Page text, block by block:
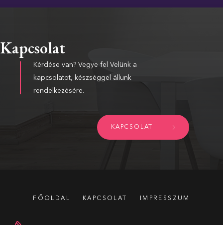
Kapcsolat
Kérdése van? Vegye fel Velünk a
kapcsolatot, készséggel állunk
rendelkezésére.
KAPCSOLAT
FŐOLDAL KAPCSOLAT IMPRESSZUM